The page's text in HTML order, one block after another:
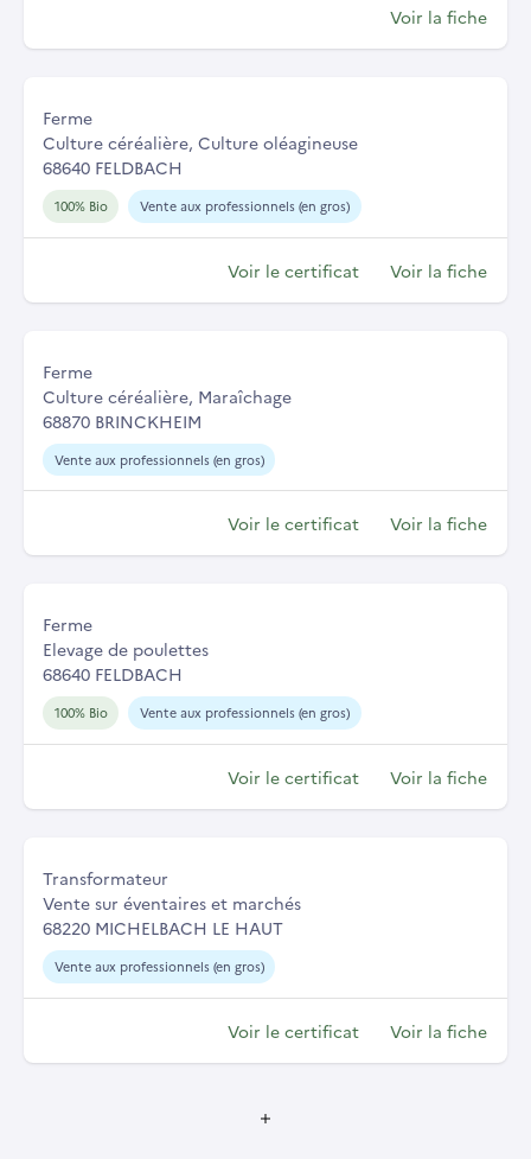
Voir la fiche
Ferme
Culture céréalière, Culture oléagineuse
68640 FELDBACH
100% Bio Vente aux professionnels (en gros)
Voir le certificat Voir la fiche
Ferme
Culture céréalière, Maraîchage
68870 BRINCKHEIM
Vente aux professionnels (en gros)
Voir le certificat Voir la fiche
Ferme
Elevage de poulettes
68640 FELDBACH
100% Bio Vente aux professionnels (en gros)
Voir le certificat Voir la fiche
Transformateur
Vente sur éventaires et marchés
68220 MICHELBACH LE HAUT
Vente aux professionnels (en gros)
Voir le certificat Voir la fiche